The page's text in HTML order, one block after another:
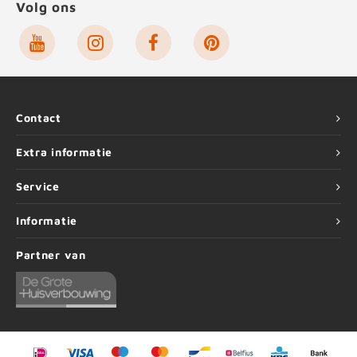
Volg ons
Contact
Extra informatie
Service
Informatie
Partner van